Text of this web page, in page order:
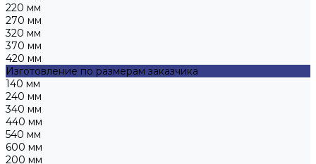
220 мм
270 мм
320 мм
370 мм
420 мм
Изготовление по размерам заказчика
140 мм
240 мм
340 мм
440 мм
540 мм
600 мм
200 мм